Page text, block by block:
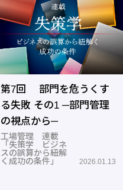
第7回 部門を危うくす
る失敗 その1 ─部門管理
の視点から─
工場管理 連載
「失策学 ビジネ
スの誤算から紐解
く成功の条件」
2026.01.13